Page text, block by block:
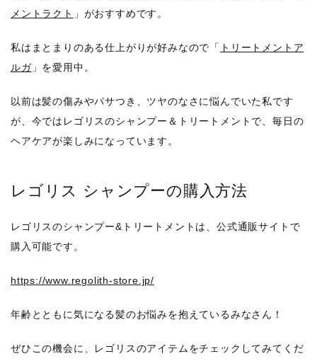
メントラクト 」がおすすめです。
私はまとまりのある仕上がりが好みなので「 トリートメントア
ルガ」を愛用中。
以前は髪の傷みやパサつき、ツヤのなさに悩んでいた私です
が、今ではレゴリスのシャンプー＆トリートメントで、毎日の
ヘアケアが楽しみになっています。
レゴリス シャンプーの購入方法
レゴリスのシャンプー&トリートメントは、公式通販サイトで
購入可能です。
https://www.regolith-store.jp/
年齢とともに気になる髪のお悩みを抱えているみなさん！
ぜひこの機会に、レゴリスのアイテムをチェックしてみてくだ